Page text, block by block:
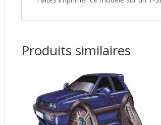
Produits similaires